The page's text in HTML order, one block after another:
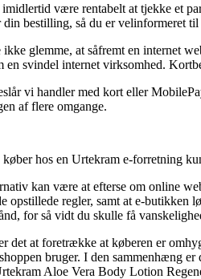
være rentabelt at tjekke et
din bestilling, så du er velinformeret
glemme, at såfremt en internet
en svindel internet virksomhed.
vi handler med kort eller
af flere omgange.
hos en Urtekram e-forretning
kan være at efterse om online
opstillede regler, samt at e-butikken
for så vidt du skulle få
det at foretrække at køberen er
bruger. I den sammenhæng
Aloe Vera Body Lotion